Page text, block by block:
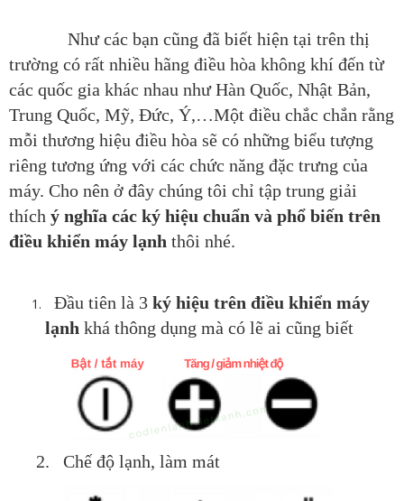
Như các bạn cũng đã biết hiện tại trên thị
trường có rất nhiều hãng điều hòa không khí đến từ
các quốc gia khác nhau như Hàn Quốc, Nhật Bản,
Trung Quốc, Mỹ, Đức, Ý,…Một điều chắc chắn rằng
mỗi thương hiệu điều hòa sẽ có những biểu tượng
riêng tương ứng với các chức năng đặc trưng của
máy. Cho nên ở đây chúng tôi chỉ tập trung giải
thích ý nghĩa các ký hiệu chuẩn và phổ biến trên
điều khiển máy lạnh thôi nhé.
Đầu tiên là 3 ký hiệu trên điều khiển máy
lạnh khá thông dụng mà có lẽ ai cũng biết
2. Chế độ lạnh, làm mát